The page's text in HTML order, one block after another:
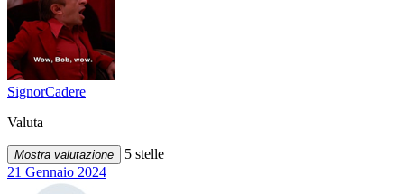
SignorCadere
Valuta
Mostra valutazione
5 stelle
21 Gennaio 2024